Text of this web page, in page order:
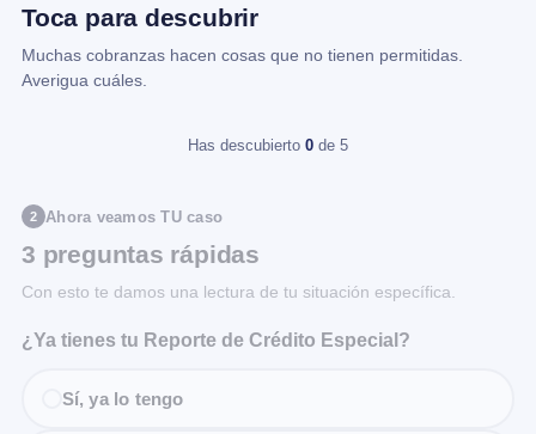
Toca para descubrir
Muchas cobranzas hacen cosas que no tienen permitidas.
Averigua cuáles.
Has descubierto 0 de 5
2 Ahora veamos TU caso
3 preguntas rápidas
Con esto te damos una lectura de tu situación específica.
¿Ya tienes tu Reporte de Crédito Especial?
Sí, ya lo tengo